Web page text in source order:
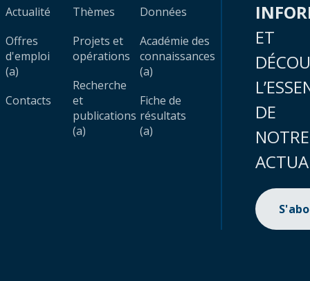
Actualité
Offres
d'emploi
(a)
Contacts
Thèmes
Projets et
opérations
Recherche
et
publications
(a)
Données
Académie des
connaissances
(a)
Fiche de
résultats
(a)
ET
DE
NOTRE